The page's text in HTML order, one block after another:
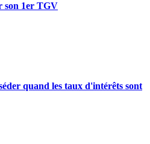
son 1er TGV
quand les taux d'intérêts sont